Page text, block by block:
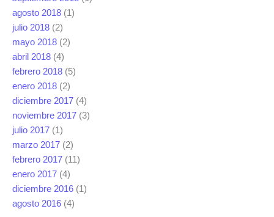
agosto 2018 (1)
julio 2018 (2)
mayo 2018 (2)
abril 2018 (4)
febrero 2018 (5)
enero 2018 (2)
diciembre 2017 (4)
noviembre 2017 (3)
julio 2017 (1)
marzo 2017 (2)
febrero 2017 (11)
enero 2017 (4)
diciembre 2016 (1)
agosto 2016 (4)